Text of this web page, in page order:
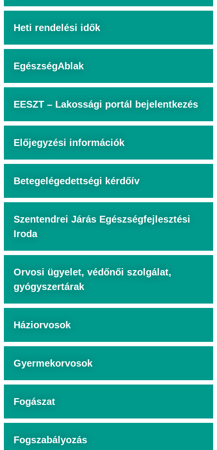
Heti rendelési idők
EgészségAblak
EESZT – Lakossági portál bejelentkezés
Előjegyzési információk
Betegelégedettségi kérdőív
Szentendrei Járás Egészségfejlesztési
Iroda
Orvosi ügyelet, védőnői szolgálat,
gyógyszertárak
Háziorvosok
Gyermekorvosok
Fogászat
Fogszabályozás